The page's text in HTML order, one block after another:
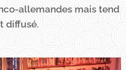
allemandes mais tend
diffusé.